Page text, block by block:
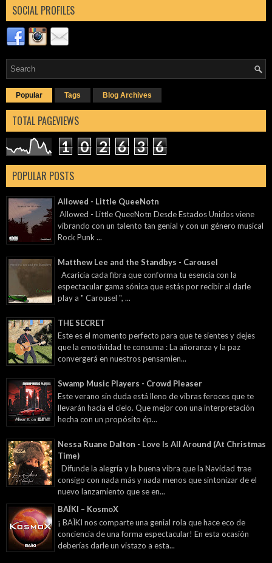
SOCIAL PROFILES
Popular Tags Blog Archives
TOTAL PAGEVIEWS
1 0 2 6 3 6
POPULAR POSTS
Allowed - Little QueeNotn
Allowed - Little QueeNotn Desde Estados Unidos viene
vibrando con un talento tan genial y con un género musical
Rock Punk ...
Matthew Lee and the Standbys - Carousel
Acaricia cada fibra que conforma tu esencia con la
espectacular gama sónica que estás por recibir al darle
play a " Carousel ", ...
THE SECRET
Este es el momento perfecto para que te sientes y dejes
que la emotividad te consuma : La añoranza y la paz
convergerá en nuestros pensamien...
Swamp Music Players - Crowd Pleaser
Este verano sin duda está lleno de vibras feroces que te
llevarán hacia el cielo. Que mejor con una interpretación
hecha con un propósito ép...
Nessa Ruane Dalton - Love Is All Around (At Christmas
Time)
Difunde la alegría y la buena vibra que la Navidad trae
consigo con nada más y nada menos que sintonizar de el
nuevo lanzamiento que se en...
BAÏKI – KosmoX
¡ BAÏKI nos comparte una genial rola que hace eco de
conciencia de una forma espectacular! En esta ocasión
deberías darle un vistazo a esta...